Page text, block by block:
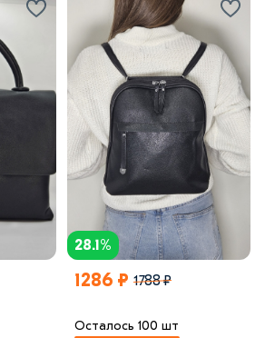
28.1%
1286 ₽ 1788 ₽
Осталось 100 шт